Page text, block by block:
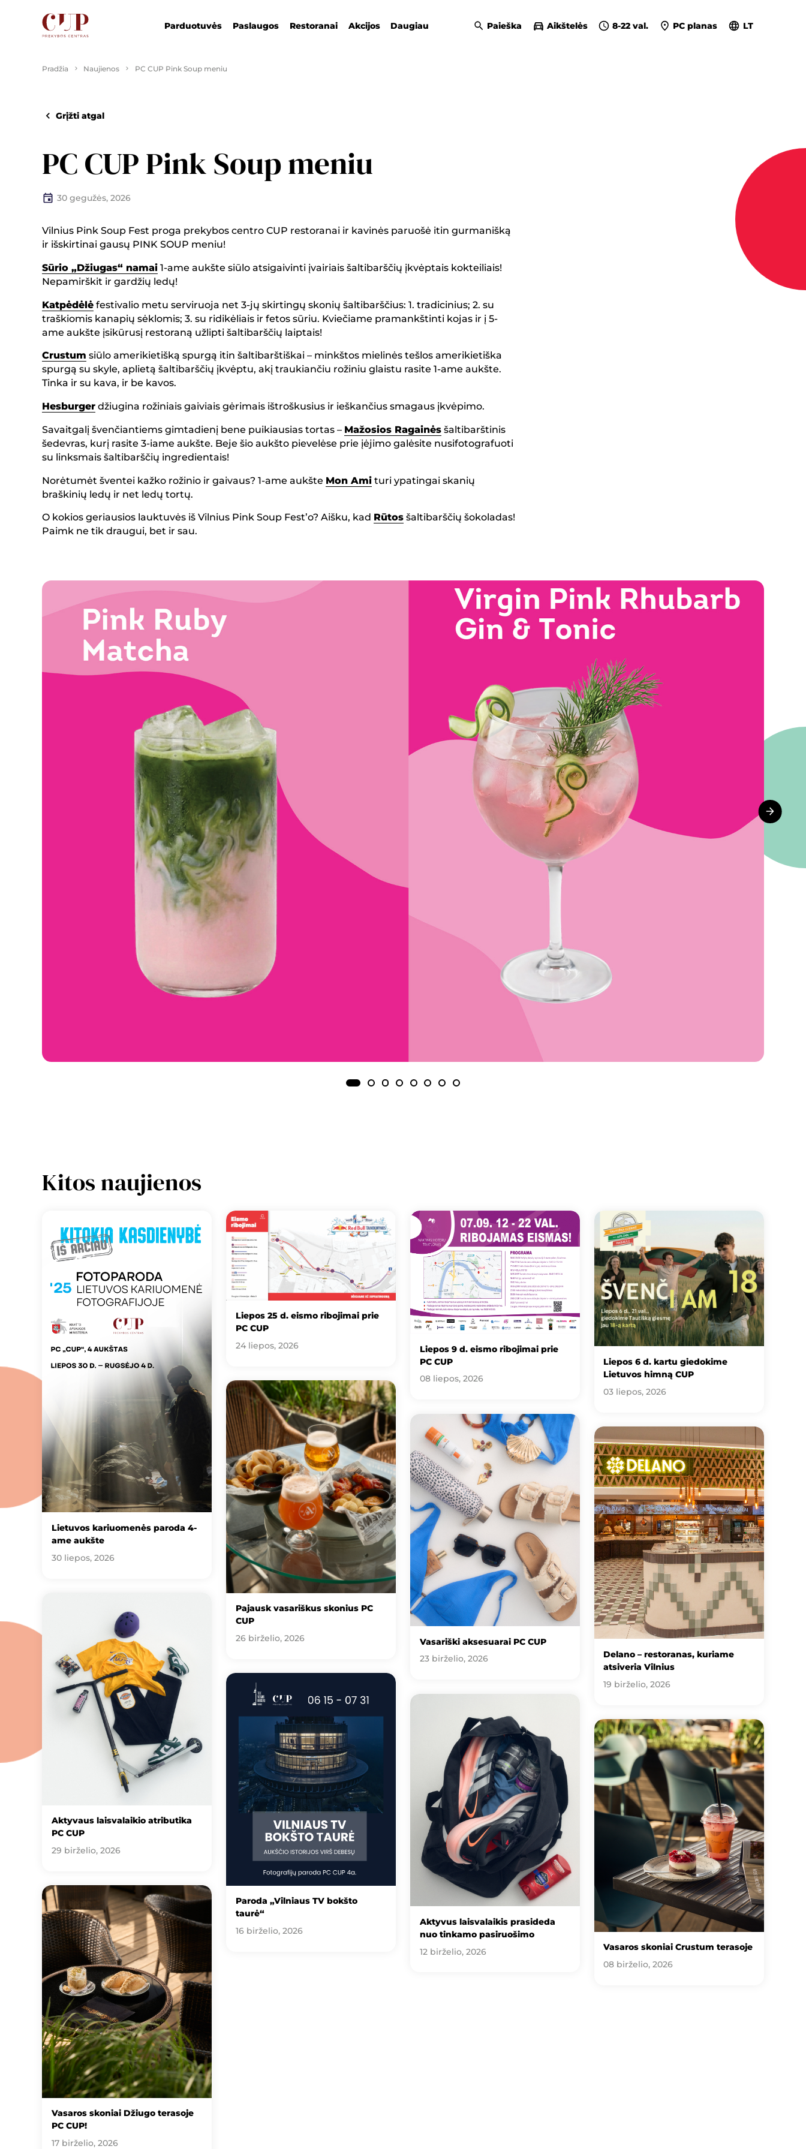
Parduotuvės Paslaugos Restoranai Akcijos Daugiau Paieška Aikštelės 8-22 val. PC planas LT
Pradžia Naujienos PC CUP Pink Soup meniu
Grįžti atgal
PC CUP Pink Soup meniu
30 gegužės, 2026
Vilnius Pink Soup Fest proga prekybos centro CUP restoranai ir kavinės paruošė itin gurmanišką
ir išskirtinai gausų PINK SOUP meniu!
Sūrio „Džiugas“ namai1-ame aukšte siūlo atsigaivinti įvairiais šaltibarščių įkvėptais kokteiliais!
Nepamirškit ir gardžių ledų!
Katpėdėlėfestivalio metu serviruoja net 3-jų skirtingų skonių šaltibarščius: 1. tradicinius; 2. su
traškiomis kanapių sėklomis; 3. su ridikėliais ir fetos sūriu. Kviečiame pramankštinti kojas ir į 5-
ame aukšte įsikūrusį restoraną užlipti šaltibarščių laiptais!
Crustum siūlo amerikietišką spurgą itin šaltibarštiškai – minkštos mielinės tešlos amerikietiška
spurgą su skyle, aplietą šaltibarščių įkvėptu, akį traukiančiu rožiniu glaistu rasite 1-ame aukšte.
Tinka ir su kava, ir be kavos.
Hesburgerdžiugina rožiniais gaiviais gėrimais ištroškusius ir ieškančius smagaus įkvėpimo.
Savaitgalį švenčiantiems gimtadienį bene puikiausias tortas – Mažosios Ragainėsšaltibarštinis
šedevras, kurį rasite 3-iame aukšte. Beje šio aukšto pievelėse prie įėjimo galėsite nusifotografuoti
su linksmais šaltibarščių ingredientais!
Norėtumėt šventei kažko rožinio ir gaivaus? 1-ame aukšte Mon Amituri ypatingai skanių
braškinių ledų ir net ledų tortų.
O kokios geriausios lauktuvės iš Vilnius Pink Soup Fest’o? Aišku, kad Rūtosšaltibarščių šokoladas!
Paimk ne tik draugui, bet ir sau.
Kitos naujienos
Lietuvos kariuomenės paroda 4-
ame aukšte
30 liepos, 2026
Liepos 25 d. eismo ribojimai prie
PC CUP
24 liepos, 2026
Liepos 9 d. eismo ribojimai prie
PC CUP
08 liepos, 2026
Liepos 6 d. kartu giedokime
Lietuvos himną CUP
03 liepos, 2026
Aktyvaus laisvalaikio atributika
PC CUP
29 birželio, 2026
Pajausk vasariškus skonius PC
CUP
26 birželio, 2026
Vasariški aksesuarai PC CUP
23 birželio, 2026
Delano – restoranas, kuriame
atsiveria Vilnius
19 birželio, 2026
Vasaros skoniai Džiugo terasoje
PC CUP!
17 birželio, 2026
Paroda „Vilniaus TV bokšto
taurė“
16 birželio, 2026
Aktyvus laisvalaikis prasideda
nuo tinkamo pasiruošimo
12 birželio, 2026
Vasaros skoniai Crustum terasoje
08 birželio, 2026